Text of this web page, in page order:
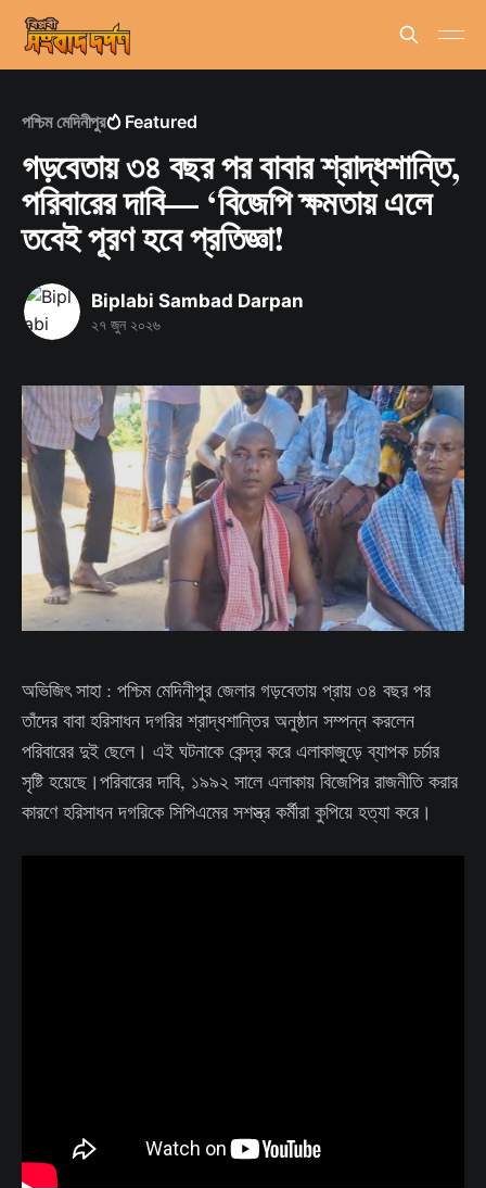
পশ্চিম মেদিনীপুর Featured
গড়বেতায় ৩৪ বছর পর বাবার শ্রাদ্ধশান্তি,
পরিবারের দাবি— ‘বিজেপি ক্ষমতায় এলে
তবেই পূরণ হবে প্রতিজ্ঞা!
Biplabi Sambad Darpan
২৭ জুন ২০২৬
অভিজিৎ সাহা : পশ্চিম মেদিনীপুর জেলার গড়বেতায় প্রায় ৩৪ বছর পর
তাঁদের বাবা হরিসাধন দগরির শ্রাদ্ধশান্তির অনুষ্ঠান সম্পন্ন করলেন
পরিবারের দুই ছেলে। এই ঘটনাকে কেন্দ্র করে এলাকাজুড়ে ব্যাপক চর্চার
সৃষ্টি হয়েছে।পরিবারের দাবি, ১৯৯২ সালে এলাকায় বিজেপির রাজনীতি করার
কারণে হরিসাধন দগরিকে সিপিএমের সশস্ত্র কর্মীরা কুপিয়ে হত্যা করে।